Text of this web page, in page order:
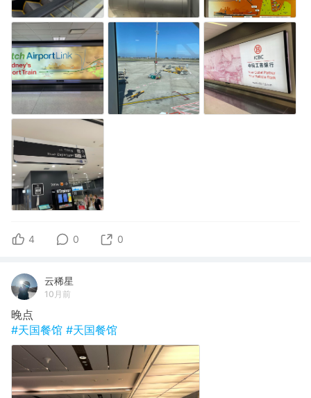
4 0 0
云稀星
10月前
晚点
#天国餐馆 #天国餐馆